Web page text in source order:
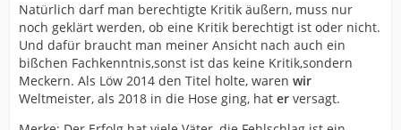
Natürlich darf man berechtigte Kritik äußern, muss nur
noch geklärt werden, ob eine Kritik berechtigt ist oder nicht.
Und dafür braucht man meiner Ansicht nach auch ein
bißchen Fachkenntnis,sonst ist das keine Kritik,sondern
Meckern. Als Löw 2014 den Titel holte, waren wir
Weltmeister, als 2018 in die Hose ging, hat er versagt.